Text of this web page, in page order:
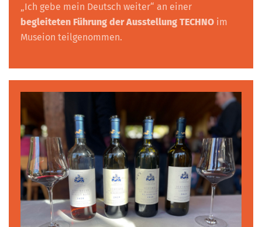
„Ich gebe mein Deutsch weiter“ an einer
begleiteten Führung der Ausstellung TECHNO im
Museion teilgenommen.